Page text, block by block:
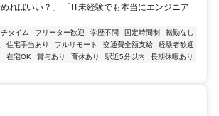
ればいい？」 「IT未経験でも本当にエンジニア
タイム フリーター歓迎 学歴不問 固定時間制
転勤なし
住宅手当あり フルリモート 交通費全額支給
経験者歓迎
在宅OK 賞与あり 育休あり 駅近5分以内
長期休暇あり